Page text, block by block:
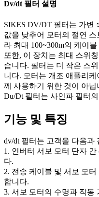
Dv/dt 필터 설명
SIKES DV/DT 필터는 가변
값을 낮추어 모터의 절연
라 최대 100~300m의 케이
또한, 이 장치는 최대 스위
습니다. 필터는 더 작은 스
니다. 모터는 개조 애플리
께 사용하기 위한 것이 아닙
Du/Dt 필터는 사인파 필터
기능 및 특징
dv/dt 필터는 고객을 다음과
1. 인버터 서보 모터 단자
다.
2. 전송 케이블 및 서보 모
합니다.
3. 서보 모터의 수명과 작동